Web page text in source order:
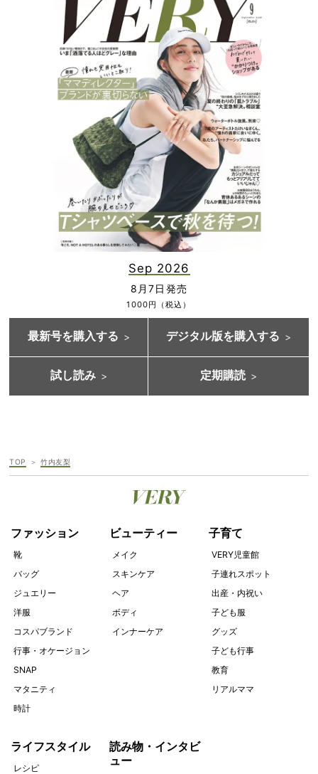
Sep 2026
8月7日発売
1000円（税込）
最新号を購入する デジタル版を購入する
試し読み 定期購読
TOP 竹内友梨
ファッション
靴
バッグ
ジュエリー
洋服
コスパブランド
行事・オケージョン
SNAP
マタニティ
時計
ビューティー
メイク
スキンケア
ヘア
ボディ
インナーケア
子育て
VERY児童館
子連れスポット
出産・内祝い
子ども服
グッズ
子ども行事
教育
リアルママ
ライフスタイル
レシピ
読み物・インタビ
ュー